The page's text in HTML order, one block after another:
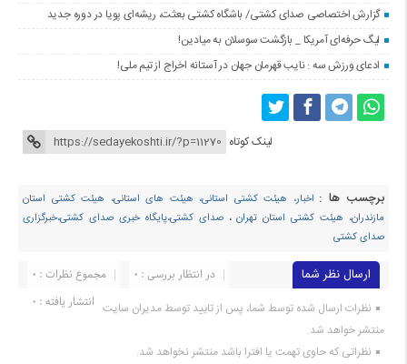
گزارش اختصاصی صدای کشتی/ باشگاه کشتی بعثت، ریشه‌ای پویا در دوره جدید
لیگ حرفه‌ای آمریکا _ بازگشت سوسلان به میادین!
ادعای ورزش سه : نایب قهرمان جهان در آستانه اخراج از تیم ملی!
لینک کوتاه
برچسب ها : اخبار، هیئت کشتی استانی، هیئت های استانی، هیئت کشتی استان
مازندران، هیئت کشتی استان تهران،صدای کشتی،پایگاه خبری صدای کشتی،خبرگزاری
صدای کشتی
ارسال نظر شما مجموع نظرات : 0
در انتظار بررسی : 0
انتشار یافته : ۰ نظرات ارسال شده توسط شما، پس از تایید توسط مدیران سایت
منتشر خواهد شد.
نظراتی که حاوی تهمت یا افترا باشد منتشر نخواهد شد.